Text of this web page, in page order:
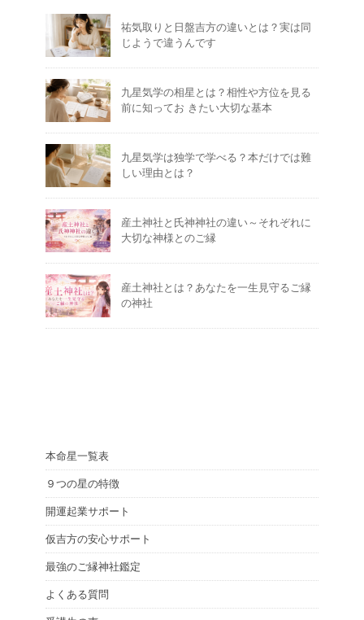
祐気取りと日盤吉方の違いとは？実は同
じようで違うんです
九星気学の相星とは？相性や方位を見る
前に知ってお きたい大切な基本
九星気学は独学で学べる？本だけでは難
しい理由とは？
産土神社と氏神神社の違い～それぞれに
大切な神様とのご縁
産土神社とは？あなたを一生見守るご縁
の神社
本命星一覧表
９つの星の特徴
開運起業サポート
仮吉方の安心サポート
最強のご縁神社鑑定
よくある質問